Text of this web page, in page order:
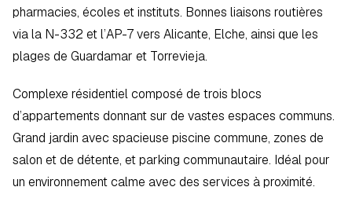
pharmacies, écoles et instituts. Bonnes liaisons routières
via la N-332 et l’AP-7 vers Alicante, Elche, ainsi que les
plages de Guardamar et Torrevieja.
Complexe résidentiel composé de trois blocs
d’appartements donnant sur de vastes espaces communs.
Grand jardin avec spacieuse piscine commune, zones de
salon et de détente, et parking communautaire. Idéal pour
un environnement calme avec des services à proximité.